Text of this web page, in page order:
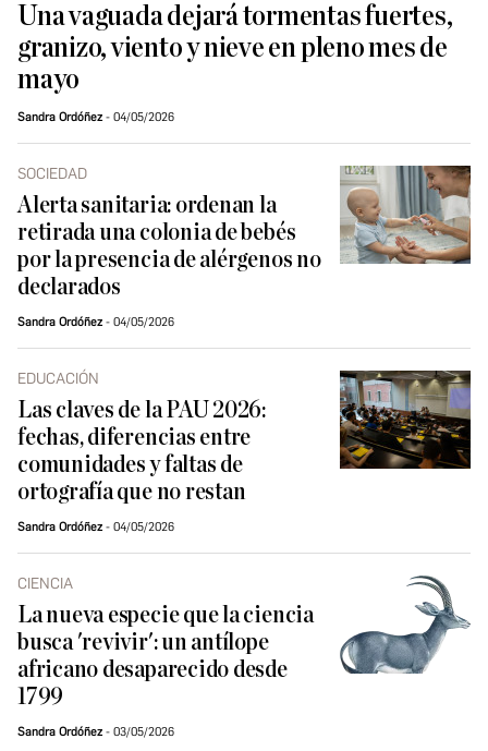
Una vaguada dejará tormentas fuertes,
granizo, viento y nieve en pleno mes de
mayo
Sandra Ordóñez 04/05/2026
SOCIEDAD
Alerta sanitaria: ordenan la
retirada una colonia de bebés
por la presencia de alérgenos no
declarados
Sandra Ordóñez 04/05/2026
EDUCACIÓN
Las claves de la PAU 2026:
fechas, diferencias entre
comunidades y faltas de
ortografía que no restan
Sandra Ordóñez 04/05/2026
CIENCIA
La nueva especie que la ciencia
busca 'revivir': un antílope
africano desaparecido desde
1799
Sandra Ordóñez 03/05/2026